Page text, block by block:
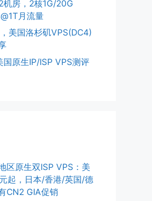
机房，2核1G/20G
月流量
美国洛杉矶VPS(DC4)
国原生IP/ISP VPS测评
区原生双ISP VPS：美
起，日本/香港/英国/德
CN2 GIA促销